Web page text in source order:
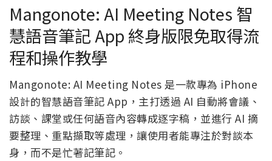
Mangonote: AI Meeting Notes 智
慧語音筆記 App 終身版限免取得流
程和操作教學
Mangonote: AI Meeting Notes 是一款專為 iPhone
設計的智慧語音筆記 App，主打透過 AI 自動將會議、
訪談、課堂或任何語音內容轉成逐字稿，並進行 AI 摘
要整理、重點擷取等處理，讓使用者能專注於對談本
身，而不是忙著記筆記。